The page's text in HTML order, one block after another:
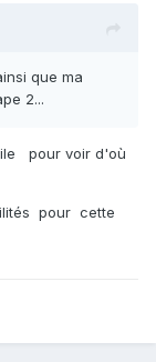
que ma
2...
pour voir d'où
pour cette